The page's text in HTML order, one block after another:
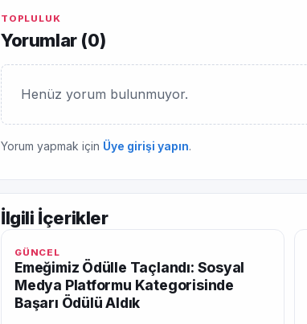
TOPLULUK
Yorumlar (0)
Henüz yorum bulunmuyor.
Yorum yapmak için Üye girişi yapın.
İlgili İçerikler
GÜNCEL
Emeğimiz Ödülle Taçlandı: Sosyal
Medya Platformu Kategorisinde
Başarı Ödülü Aldık